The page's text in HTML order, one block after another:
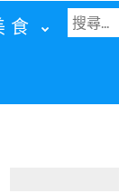
食
搜
尋